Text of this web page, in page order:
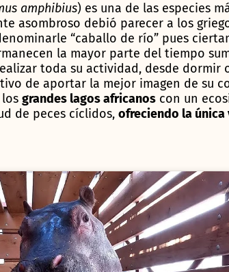
amphibius) es una de las especies
asombroso debió parecer a los
“caballo de río” pues
la mayor parte del tiempo
toda su actividad, desde dormir
de aportar la mejor imagen de su
los grandes lagos africanos con un
de peces cíclidos, ofreciendo la